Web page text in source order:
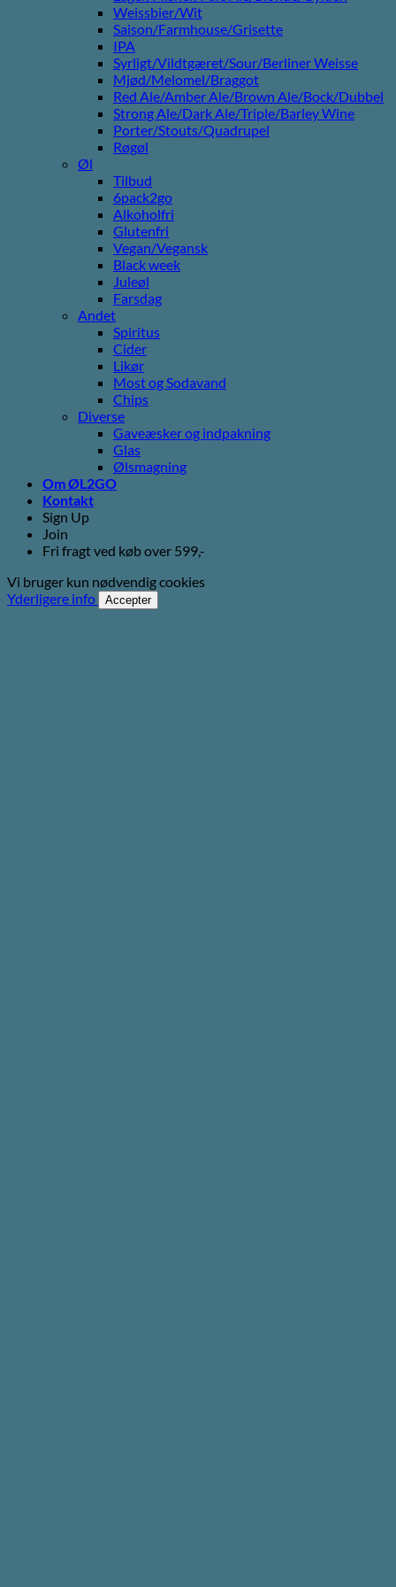
Weissbier/Wit
Saison/Farmhouse/Grisette
IPA
Syrligt/Vildtgæret/Sour/Berliner Weisse
Mjød/Melomel/Braggot
Red Ale/Amber Ale/Brown Ale/Bock/Dubbel
Strong Ale/Dark Ale/Triple/Barley Wine
Porter/Stouts/Quadrupel
Røgøl
Øl
Tilbud
6pack2go
Alkoholfri
Glutenfri
Vegan/Vegansk
Black week
Juleøl
Farsdag
Andet
Spiritus
Cider
Likør
Most og Sodavand
Chips
Diverse
Gaveæsker og indpakning
Glas
Ølsmagning
Om ØL2GO
Kontakt
Sign Up
Join
Fri fragt ved køb over 599,-
Vi bruger kun nødvendig cookies
Yderligere info
Accepter